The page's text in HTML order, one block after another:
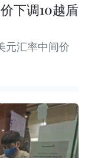
下调10越盾
元汇率中间价